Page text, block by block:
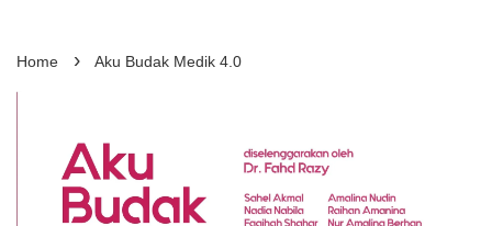
Home › Aku Budak Medik 4.0